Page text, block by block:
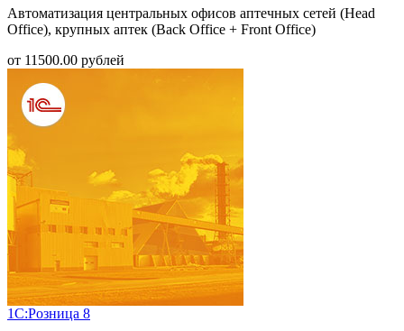
Автоматизация центральных офисов аптечных сетей (Head
Office), крупных аптек (Back Office + Front Office)
от 11500.00 рублей
1С:Розница 8